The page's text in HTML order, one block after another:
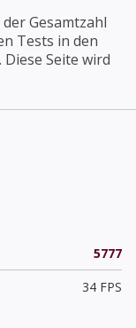
Gesamtzahl
Tests in den
Seite wird
5777
34 FPS